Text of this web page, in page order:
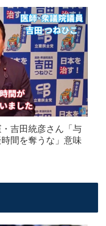
吉田統彦さん「与
間を奪うな」意味